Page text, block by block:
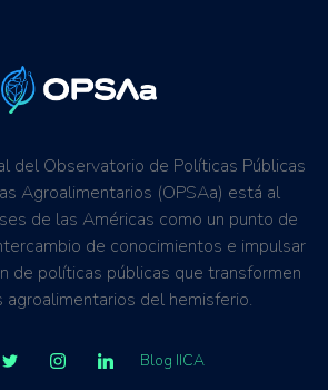
del Observatorio de Políticas Públicas
Agroalimentarios (OPSAa) está al
de las Américas como un punto de
de conocimientos e impulsar
de políticas públicas que transformen
agroalimentarios del hemisferio.
Blog IICA